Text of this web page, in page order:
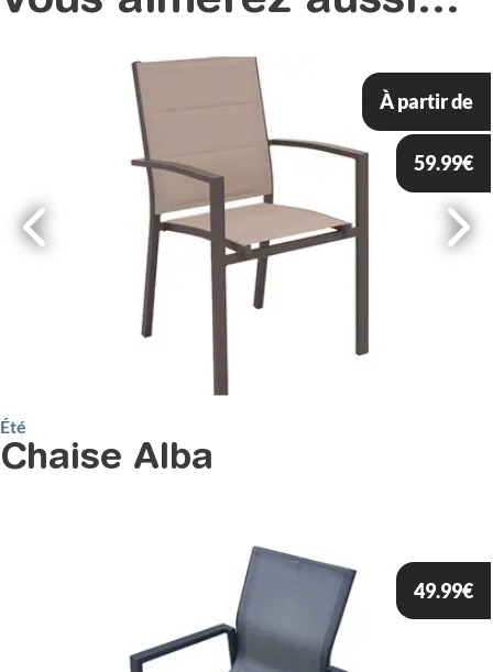
À partir de
59.99€
Été
Chaise Alba
49.99€